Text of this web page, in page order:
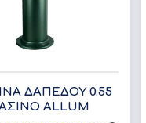
ΔΑΠΕΔΟΥ 0.55
ALLUM